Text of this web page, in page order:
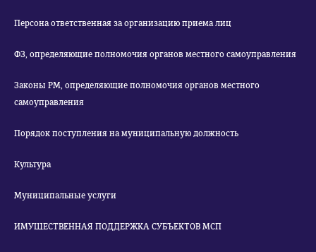
Персона ответственная за организацию приема лиц
ФЗ, определяющие полномочия органов местного самоуправления
Законы РМ, определяющие полномочия органов местного
самоуправления
Порядок поступления на муниципальную должность
Культура
Муниципальные услуги
ИМУЩЕСТВЕННАЯ ПОДДЕРЖКА СУБЪЕКТОВ МСП